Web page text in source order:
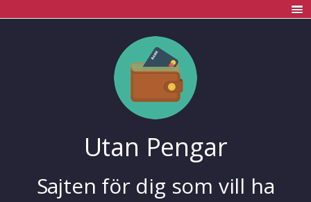
Utan Pengar
Sajten för dig som vill ha